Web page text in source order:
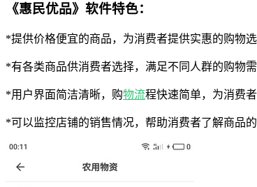
《惠民优品》软件特色：
*提供价格便宜的商品，为消费者提供实惠的购物选
*有各类商品供消费者选择，满足不同人群的购物需
*用户界面简洁清晰，购物流程快速简单，为消费
*可以监控店铺的销售情况，帮助消费者了解商品的